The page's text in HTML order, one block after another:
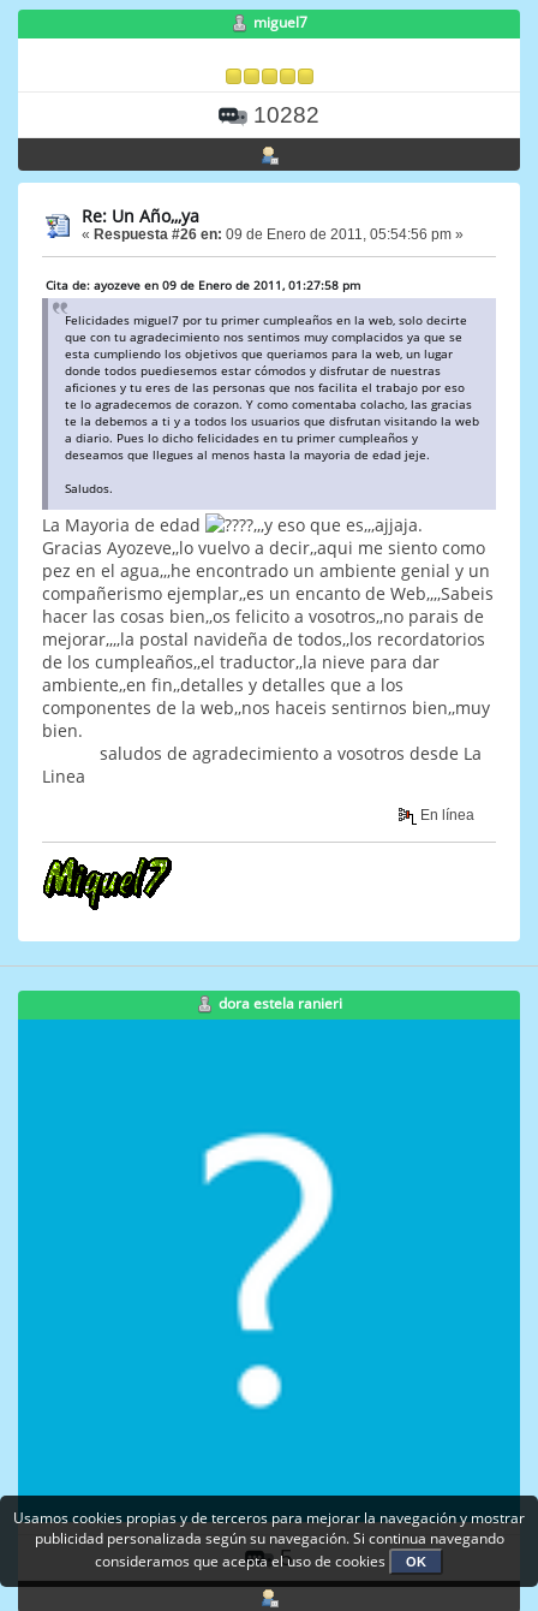
miguel7
10282
Re: Un Año,,,ya
« Respuesta #26 en: 09 de Enero de 2011, 05:54:56 pm »
Cita de: ayozeve en 09 de Enero de 2011, 01:27:58 pm
Felicidades miguel7 por tu primer cumpleaños en la web, solo decirte
que con tu agradecimiento nos sentimos muy complacidos ya que se
esta cumpliendo los objetivos que queriamos para la web, un lugar
donde todos puediesemos estar cómodos y disfrutar de nuestras
aficiones y tu eres de las personas que nos facilita el trabajo por eso
te lo agradecemos de corazon. Y como comentaba colacho, las gracias
te la debemos a ti y a todos los usuarios que disfrutan visitando la web
a diario. Pues lo dicho felicidades en tu primer cumpleaños y
deseamos que llegues al menos hasta la mayoria de edad jeje.
Saludos.
La Mayoria de edad
?,,,y eso que es,,,ajjaja.
Gracias Ayozeve,,lo vuelvo a decir,,aqui me siento como
pez en el agua,,,he encontrado un ambiente genial y un
compañerismo ejemplar,,es un encanto de Web,,,,Sabeis
hacer las cosas bien,,os felicito a vosotros,,no parais de
mejorar,,,,la postal navideña de todos,,los recordatorios
de los cumpleaños,,el traductor,,la nieve para dar
ambiente,,en fin,,detalles y detalles que a los
componentes de la web,,nos haceis sentirnos bien,,muy
bien.
saludos de agradecimiento a vosotros desde La
Linea
En línea
dora estela ranieri
5
Usamos cookies propias y de terceros para mejorar la navegación y mostrar
publicidad personalizada según su navegación. Si continua navegando
consideramos que acepta el uso de cookies
OK